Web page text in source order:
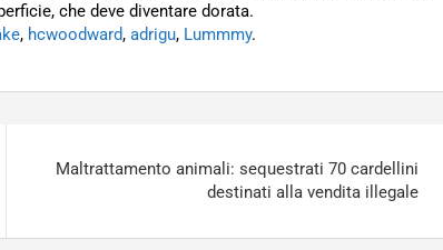
che deve diventare dorata.
, hcwoodward, adrigu, Lummmy.
Maltrattamento animali: sequestrati 70 cardellini
destinati alla vendita illegale